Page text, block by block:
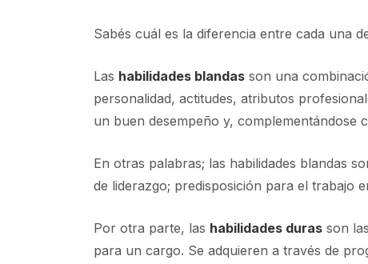
Sabés cuál es la diferencia entre cada una
Las habilidades blandas son una
personalidad, actitudes, atributos
un buen desempeño y, complementándose
En otras palabras; las habilidades blandas
de liderazgo; predisposición para el trabajo
Por otra parte, las habilidades duras son
para un cargo. Se adquieren a través de